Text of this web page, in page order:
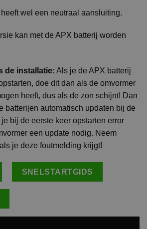
wel een neutraal aansluiting.
kan met de APX batterij worden
de installatie: Als je de APX batterij
doe dit dan als de omvormer
heeft, dus als de zon schijnt! Dan
batterijen automatisch updaten bij de
bij de eerste keer opstarten error
een update nodig. Neem
je deze foutmelding krijgt!
SNELSTARTGIDS